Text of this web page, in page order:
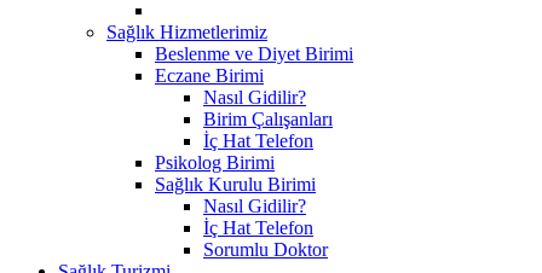
Sağlık Hizmetlerimiz
Beslenme ve Diyet Birimi
Eczane Birimi
Nasıl Gidilir?
Birim Çalışanları
İç Hat Telefon
Psikolog Birimi
Sağlık Kurulu Birimi
Nasıl Gidilir?
İç Hat Telefon
Sorumlu Doktor